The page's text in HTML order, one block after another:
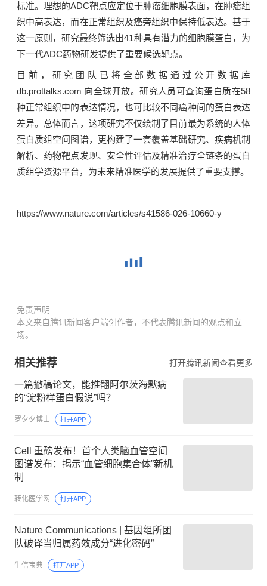
标准。理想的ADC靶点应定位于肿瘤细胞膜表面，在肿瘤组
织中高表达，而在正常组织及癌旁组织中保持低表达。基于
这一原则，研究最终筛选出41种具有潜力的细胞膜蛋白，为
下一代ADC药物研发提供了重要候选靶点。
目前，研究团队已将全部数据通过公开数据库
db.prottalks.com 向全球开放。研究人员可查询蛋白质在58
种正常组织中的表达情况，也可比较不同癌种间的蛋白表达
差异。总体而言，这项研究不仅绘制了目前最为系统的人体
蛋白质组空间图谱，更构建了一套覆盖基础研究、疾病机制
解析、药物靶点发现、安全性评估及精准治疗全链条的蛋白
质组学资源平台，为未来精准医学的发展提供了重要支撑。
https://www.nature.com/articles/s41586-026-10660-y
免责声明
本文来自腾讯新闻客户端创作者，不代表腾讯新闻的观点和立
场。
相关推荐 打开腾讯新闻查看更多
一篇撤稿论文，能推翻阿尔茨海默病
的“淀粉样蛋白假说”吗？
罗夕夕博士 打开APP
Cell 重磅发布！首个人类脑血管空间
图谱发布：揭示“血管细胞集合体”新机
制
转化医学网 打开APP
Nature Communications | 基因组所团
队破译当归属药效成分“进化密码”
生信宝典 打开APP